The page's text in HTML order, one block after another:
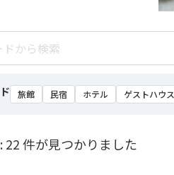
旅館 民宿 ホテル ゲストハウス
22 件が見つかりました